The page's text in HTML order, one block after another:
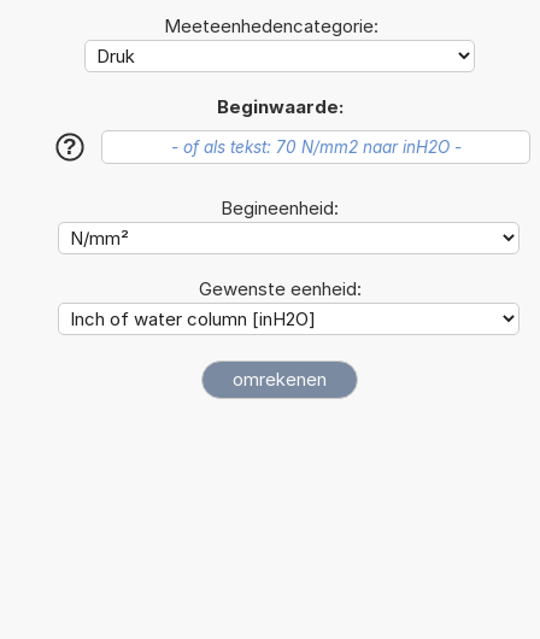
Meeteenhedencategorie:
Beginwaarde:
?
Begineenheid:
Gewenste eenheid: